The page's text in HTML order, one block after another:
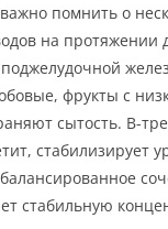
помнить о
на протяжении
фрукты с
сытость. В-
стабилизирует
стабильную